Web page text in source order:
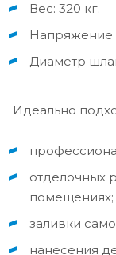
Вес: 320 кг.
Напряжение
Диаметр
Идеально
отделочных
помещениях;
заливки
нанесения